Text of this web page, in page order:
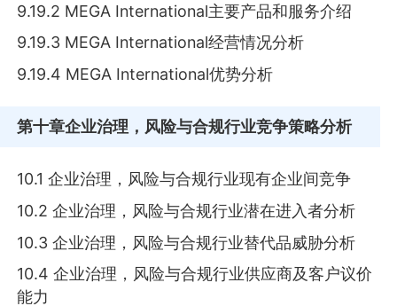
9.19.2 MEGA International主要产品和服务介绍
9.19.3 MEGA International经营情况分析
9.19.4 MEGA International优势分析
第十章企业治理，风险与合规行业竞争策略分析
10.1 企业治理，风险与合规行业现有企业间竞争
10.2 企业治理，风险与合规行业潜在进入者分析
10.3 企业治理，风险与合规行业替代品威胁分析
10.4 企业治理，风险与合规行业供应商及客户议价
能力